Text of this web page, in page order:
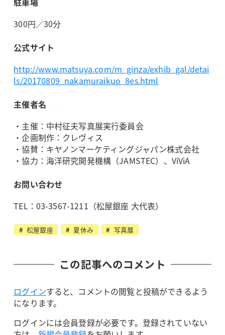
300円／30分
公式サイト
http://www.matsuya.com/m_ginza/exhib_gal/detai
ls/20170809_nakamuraikuo_8es.html
主催者名
・主催：中村征夫写真展実行委員会
・企画制作：クレヴィス
・協賛：キヤノンマーケティングジャパン株式会社
・協力：海洋研究開発機構（JAMSTEC）、ViViA
お問い合わせ
TEL：03-3567-1211（松屋銀座 大代表）
松屋銀座 夏休み 写真展
この記事へのコメント
ログインすると、コメントの閲覧と投稿ができるよう
になります。
ログインには会員登録が必要です。登録されていない